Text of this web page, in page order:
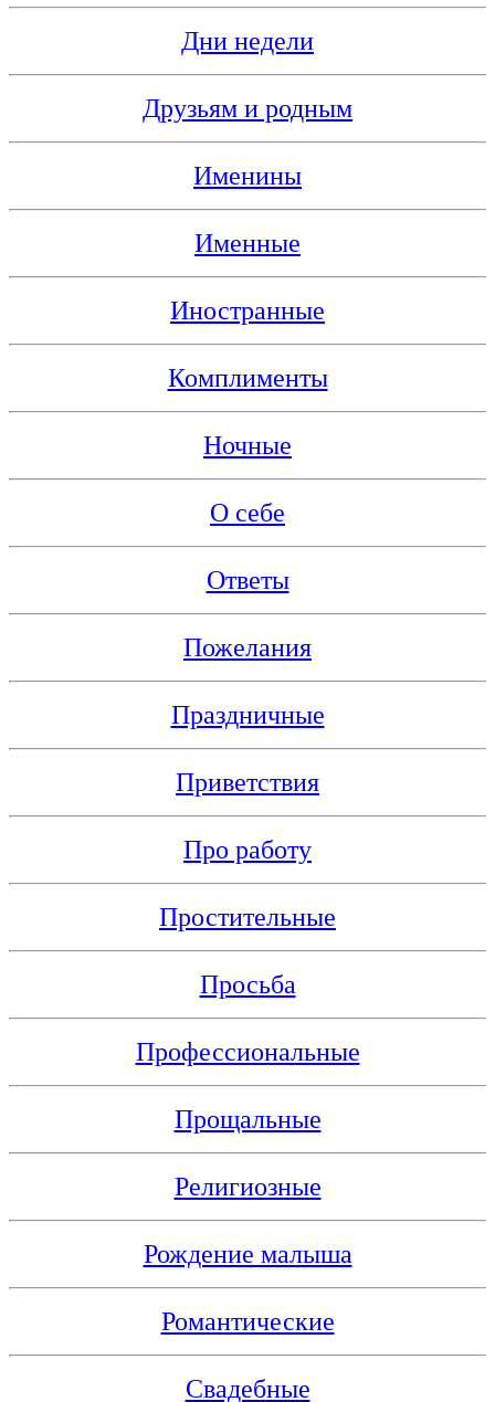
Дни недели
Друзьям и родным
Именины
Именные
Иностранные
Комплименты
Ночные
О себе
Ответы
Пожелания
Праздничные
Приветствия
Про работу
Простительные
Просьба
Профессиональные
Прощальные
Религиозные
Рождение малыша
Романтические
Свадебные